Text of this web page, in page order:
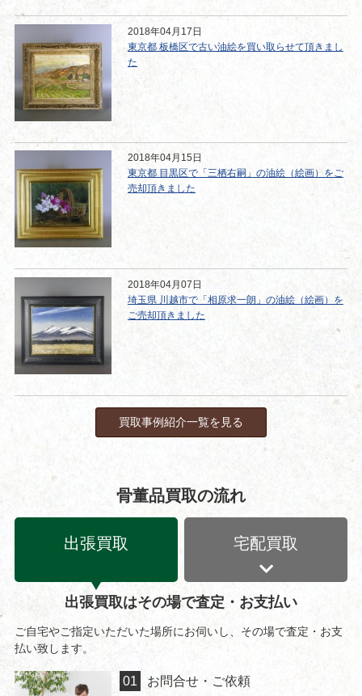
2018年04月17日
東京都 板橋区で古い油絵を買い取らせて頂きまし
た
2018年04月15日
東京都 目黒区で「三栖右嗣」の油絵（絵画）をご
売却頂きました
2018年04月07日
埼玉県 川越市で「相原求一朗」の油絵（絵画）を
ご売却頂きました
買取事例紹介一覧を見る
骨董品買取の流れ
出張買取 宅配買取
出張買取はその場で査定・お支払い
ご自宅やご指定いただいた場所にお伺いし、その場で査定・お支
払い致します。
お問合せ・ご依頼